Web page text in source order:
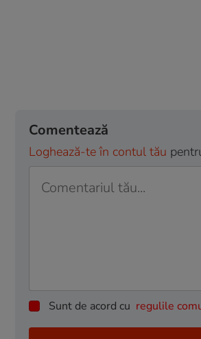
Comentează
Loghează-te în contul tău
Sunt de acord cu regulile